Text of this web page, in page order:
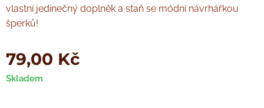
vlastní jedinečný doplněk a staň se módní návrhářkou
šperků!
79,00 Kč
Skladem